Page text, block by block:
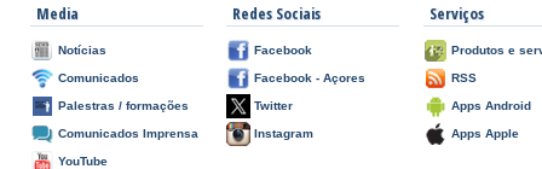
Media
Notícias
Comunicados
Palestras / formações
Comunicados Imprensa
YouTube
Redes Sociais
Facebook
Facebook - Açores
Twitter
Instagram
Serviços
Produtos e
RSS
Apps Android
Apps Apple